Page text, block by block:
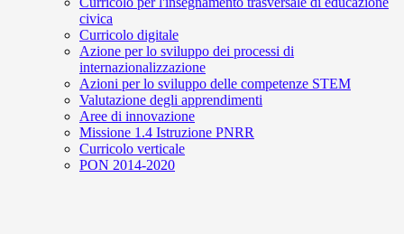
civica
Curricolo digitale
Azione per lo sviluppo dei processi di
internazionalizzazione
Azioni per lo sviluppo delle competenze STEM
Valutazione degli apprendimenti
Aree di innovazione
Missione 1.4 Istruzione PNRR
Curricolo verticale
PON 2014-2020